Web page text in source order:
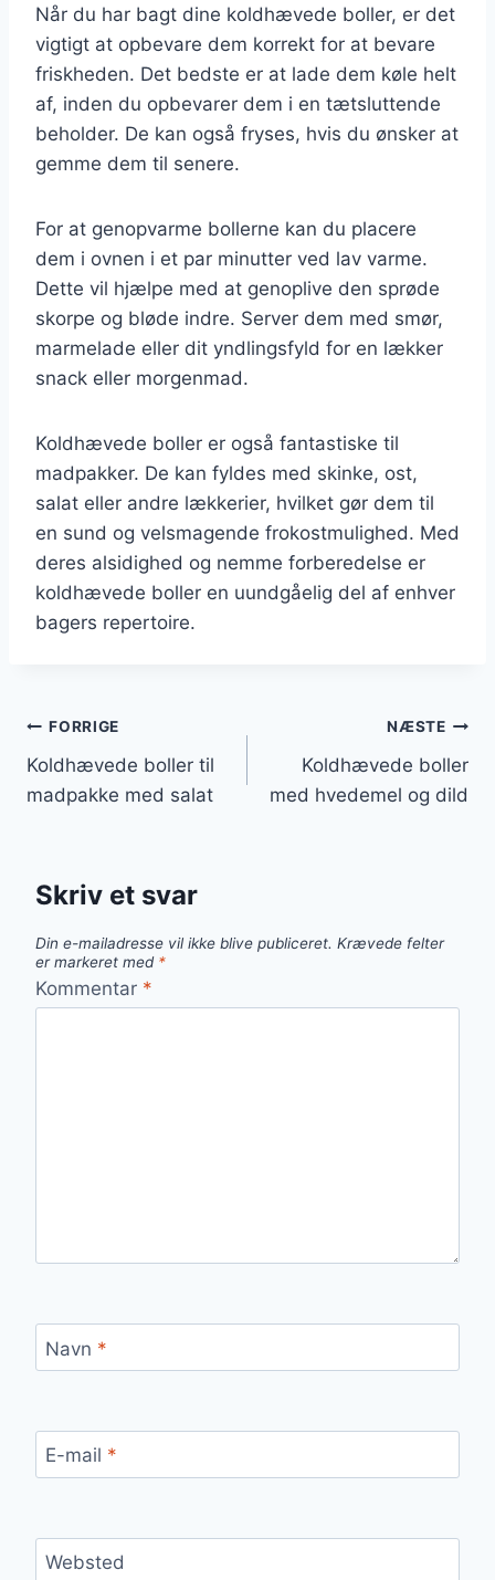
Når du har bagt dine koldhævede boller, er det
vigtigt at opbevare dem korrekt for at bevare
friskheden. Det bedste er at lade dem køle helt
af, inden du opbevarer dem i en tætsluttende
beholder. De kan også fryses, hvis du ønsker at
gemme dem til senere.
For at genopvarme bollerne kan du placere
dem i ovnen i et par minutter ved lav varme.
Dette vil hjælpe med at genoplive den sprøde
skorpe og bløde indre. Server dem med smør,
marmelade eller dit yndlingsfyld for en lækker
snack eller morgenmad.
Koldhævede boller er også fantastiske til
madpakker. De kan fyldes med skinke, ost,
salat eller andre lækkerier, hvilket gør dem til
en sund og velsmagende frokostmulighed. Med
deres alsidighed og nemme forberedelse er
koldhævede boller en uundgåelig del af enhver
bagers repertoire.
Indlægsnavigation
FORRIGE
Koldhævede boller til
madpakke med salat
NÆSTE
Koldhævede boller
med hvedemel og dild
Skriv et svar
Din e-mailadresse vil ikke blive publiceret. Krævede felter
er markeret med *
Kommentar *
Navn *
E-mail *
Websted